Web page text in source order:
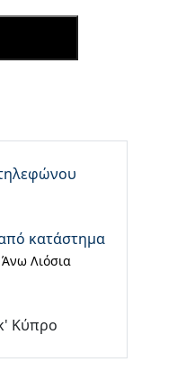
κατάστημα
Λιόσια
Κύπρο